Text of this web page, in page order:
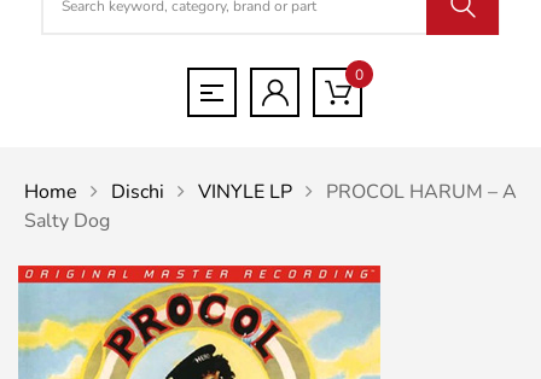
0
Home Dischi VINYLE LP
PROCOL HARUM – A
Salty Dog